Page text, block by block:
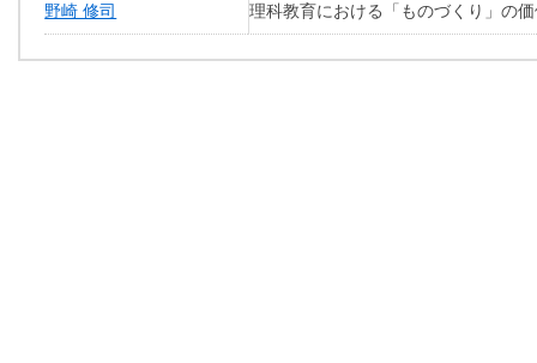
野崎 修司 理科教育における「ものづくり」の